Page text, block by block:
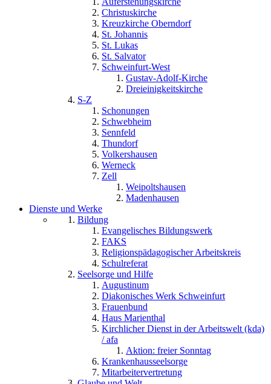
Christuskirche
Kreuzkirche Oberndorf
St. Johannis
St. Lukas
St. Salvator
Schweinfurt-West
Gustav-Adolf-Kirche
Dreieinigkeitskirche
S-Z
Schonungen
Schwebheim
Sennfeld
Thundorf
Volkershausen
Werneck
Zell
Weipoltshausen
Madenhausen
Dienste und Werke
Bildung
Evangelisches Bildungswerk
FAKS
Religionspädagogischer Arbeitskreis
Schulreferat
Seelsorge und Hilfe
Augustinum
Diakonisches Werk Schweinfurt
Frauenbund
Haus Marienthal
Kirchlicher Dienst in der Arbeitswelt (kda)
/ afa
Aktion: freier Sonntag
Krankenhausseelsorge
Mitarbeitervertretung